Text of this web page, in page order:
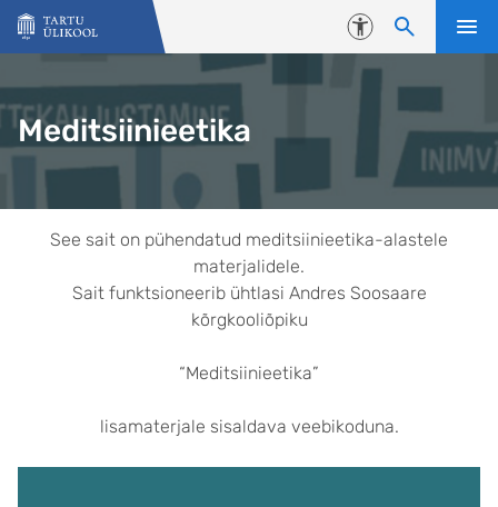
Liigu edasi põhisisu juurde
Juurdepääsetavus
Meditsiinieetika
Avaleht
See sait on pühendatud meditsiinieetika-alastele
materjalidele.
Sait funktsioneerib ühtlasi Andres Soosaare
kõrgkooliõpiku
“Meditsiinieetika”
lisamaterjale sisaldava veebikoduna.